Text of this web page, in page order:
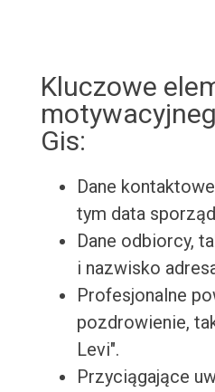
Kluczowe
Gis:
Dane
tym data
Dane odbiorcy,
i nazwisko
Profesjonalne
pozdrowienie,
Levi".
Przyciągające